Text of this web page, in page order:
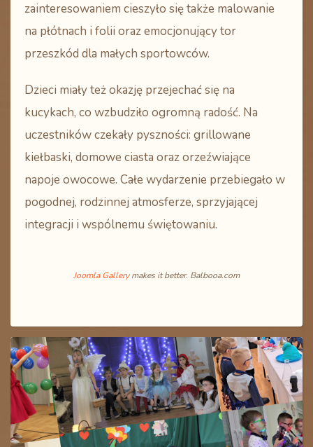
zainteresowaniem cieszyło się także malowanie
na płótnach i folii oraz emocjonujący tor
przeszkód dla małych sportowców.
Dzieci miały też okazję przejechać się na
kucykach, co wzbudziło ogromną radość. Na
uczestników czekały pyszności: grillowane
kiełbaski, domowe ciasta oraz orzeźwiające
napoje owocowe. Całe wydarzenie przebiegało w
pogodnej, rodzinnej atmosferze, sprzyjającej
integracji i wspólnemu świętowaniu.
Joomla Gallerymakes it better. Balbooa.com